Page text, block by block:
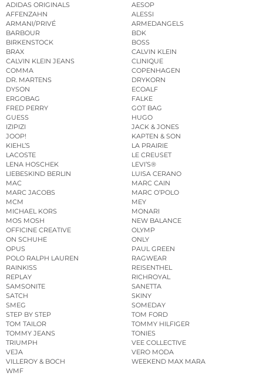
ADIDAS ORIGINALS
AESOP
AFFENZAHN
ALESSI
ARMANI/PRIVÉ
ARMEDANGELS
BARBOUR
BDK
BIRKENSTOCK
BOSS
BRAX
CALVIN KLEIN
CALVIN KLEIN JEANS
CLINIQUE
COMMA
COPENHAGEN
DR. MARTENS
DRYKORN
DYSON
ECOALF
ERGOBAG
FALKE
FRED PERRY
GOT BAG
GUESS
HUGO
IZIPIZI
JACK & JONES
JOOP!
KAPTEN & SON
KIEHL’S
LA PRAIRIE
LACOSTE
LE CREUSET
LENA HOSCHEK
LEVI’S®
LIEBESKIND BERLIN
LUISA CERANO
MAC
MARC CAIN
MARC JACOBS
MARC O’POLO
MCM
MEY
MICHAEL KORS
MONARI
MOS MOSH
NEW BALANCE
OFFICINE CREATIVE
OLYMP
ON SCHUHE
ONLY
OPUS
PAUL GREEN
POLO RALPH LAUREN
RAGWEAR
RAINKISS
REISENTHEL
REPLAY
RICHROYAL
SAMSONITE
SANETTA
SATCH
SKINY
SMEG
SOMEDAY
STEP BY STEP
TOM FORD
TOM TAILOR
TOMMY HILFIGER
TOMMY JEANS
TONIES
TRIUMPH
VEE COLLECTIVE
VEJA
VERO MODA
VILLEROY & BOCH
WEEKEND MAX MARA
WMF